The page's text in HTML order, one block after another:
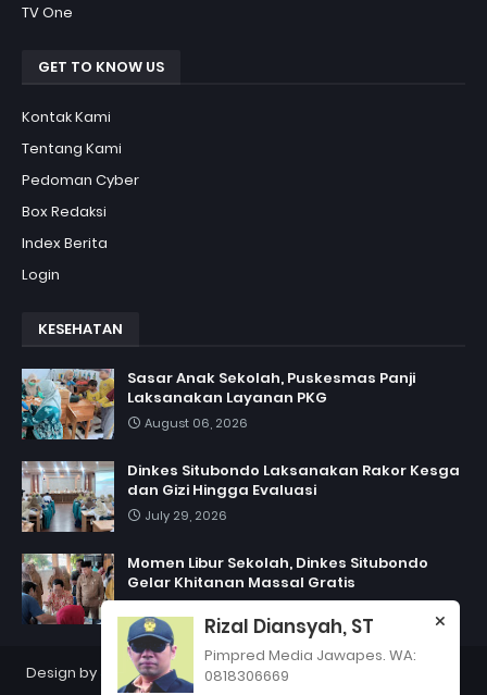
TV One
GET TO KNOW US
Kontak Kami
Tentang Kami
Pedoman Cyber
Box Redaksi
Index Berita
Login
KESEHATAN
Sasar Anak Sekolah, Puskesmas Panji
Laksanakan Layanan PKG
August 06, 2026
Dinkes Situbondo Laksanakan Rakor Kesga
dan Gizi Hingga Evaluasi
July 29, 2026
Momen Libur Sekolah, Dinkes Situbondo
Gelar Khitanan Massal Gratis
Design by Jawapes| Copyright 2012PT Jawapes Indonesia
Rizal Diansyah, ST
Pimpred Media Jawapes. WA:
0818306669